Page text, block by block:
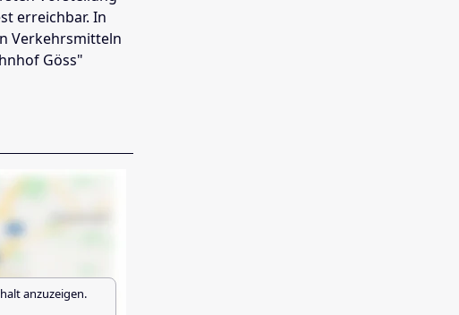
erreichbar. In
Verkehrsmitteln
Göss"
anzuzeigen.